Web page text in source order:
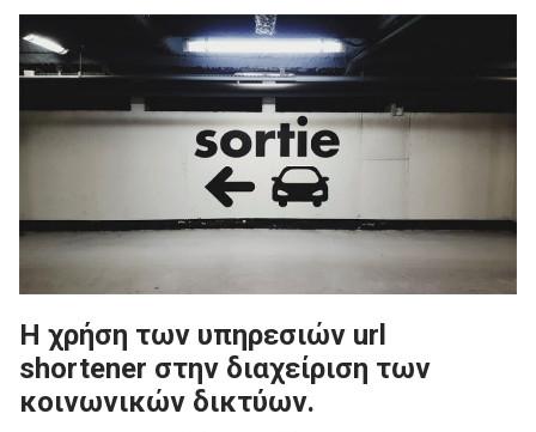
Η χρήση των υπηρεσιών url
shortener στην διαχείριση των
κοινωνικών δικτύων.